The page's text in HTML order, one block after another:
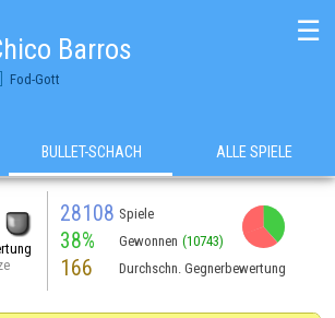
Barros
Fod-Gott
☰
BULLET-SCHACH ALLE SPIELE
28108 Spiele
38% Gewonnen (10743)
166 Durchschn. Gegnerbewertung